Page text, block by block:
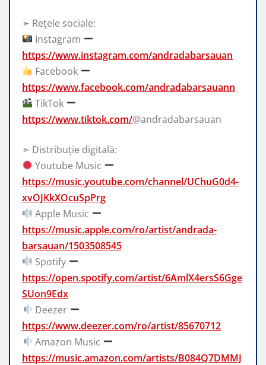
➣ Rețele sociale:
Instagram
https://www.instagram.com/andradabarsauan
Facebook
https://www.facebook.com/andradabarsauann
TikTok
https://www.tiktok.com/@andradabarsauan
➣ Distribuție digitală:
Youtube Music
https://music.youtube.com/channel/UChuG0d4-
xvOJKkXOcuSpPrg
Apple Music
https://music.apple.com/ro/artist/andrada-
barsauan/1503508545
Spotify
https://open.spotify.com/artist/6AmlX4ersS6Gge
SUon9Edx
Deezer
https://www.deezer.com/ro/artist/85670712
Amazon Music
https://music.amazon.com/artists/B084Q7DMMJ